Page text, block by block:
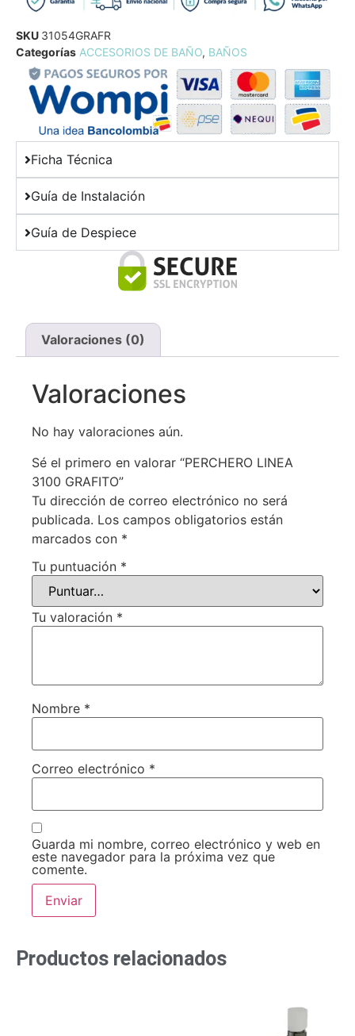
SKU 31054GRAFR
Categorías ACCESORIOS DE BAÑO, BAÑOS
Ficha Técnica
Guía de Instalación
Guía de Despiece
Valoraciones (0)
Valoraciones
No hay valoraciones aún.
Sé el primero en valorar “PERCHERO LINEA
3100 GRAFITO”
Tu dirección de correo electrónico no será
publicada. Los campos obligatorios están
marcados con *
Tu puntuación *
Tu valoración *
Nombre *
Correo electrónico *
Guarda mi nombre, correo electrónico y web en
este navegador para la próxima vez que
comente.
Productos relacionados